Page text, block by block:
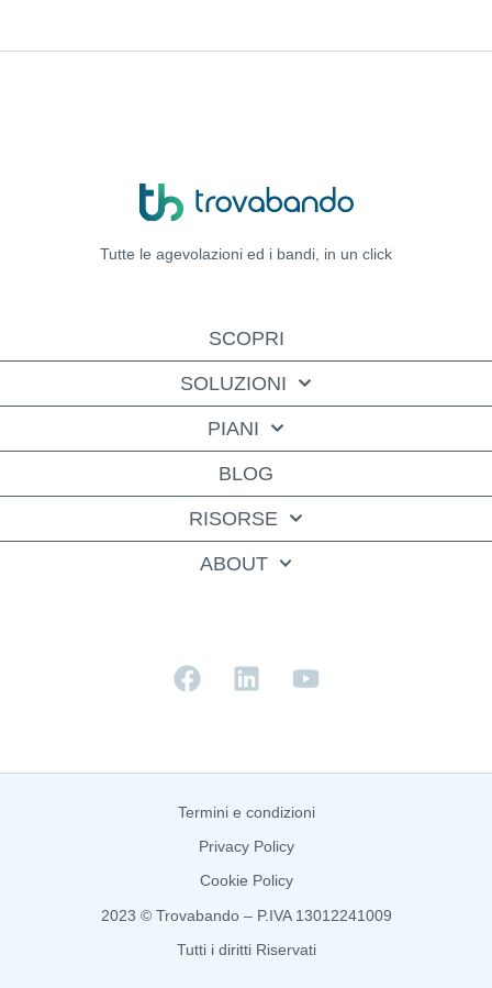
Tutte le agevolazioni ed i bandi, in un click
SCOPRI
SOLUZIONI
PIANI
BLOG
RISORSE
ABOUT
Termini e condizioni
Privacy Policy
Cookie Policy
2023 © Trovabando – P.IVA 13012241009
Tutti i diritti Riservati